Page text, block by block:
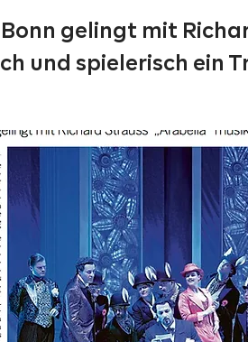
Bonn gelingt mit
und spielerisch ein